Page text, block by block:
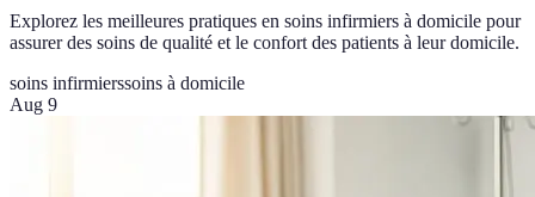
Explorez les meilleures pratiques en soins infirmiers à domicile pour
assurer des soins de qualité et le confort des patients à leur domicile.
soins infirmierssoins à domicile
Aug 9